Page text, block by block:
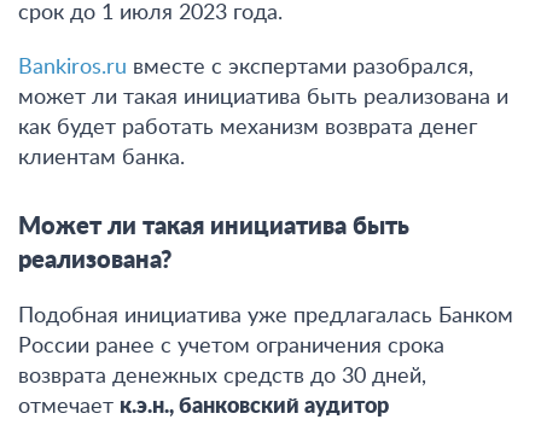
срок до 1 июля 2023 года.
Bankiros.ru вместе с экспертами разобрался,
может ли такая инициатива быть реализована и
как будет работать механизм возврата денег
клиентам банка.
Может ли такая инициатива быть
реализована?
Подобная инициатива уже предлагалась Банком
России ранее с учетом ограничения срока
возврата денежных средств до 30 дней,
отмечает к.э.н., банковский аудитор